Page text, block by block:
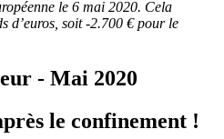
le 6 mai 2020. Cela
d’euros, soit -2.700 € pour le
- Mai 2020
le confinement !